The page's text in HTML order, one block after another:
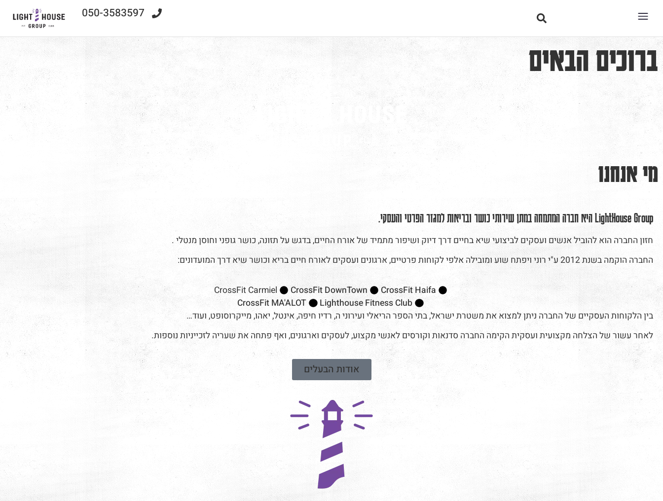
050-3583597
ברוכים הבאים
מי אנחנו
LightHouse Group היא חברה המתמחה במתן שירותי כושר ובריאות למגזר הפרטי והעסקי.
חזון החברה הוא להוביל אנשים ועסקים לביצועי שיא בחיים דרך דיוק ושיפור מתמיד של אורח החיים, בדגש על תזונה, כושר גופני וחוסן מנטלי .
החברה הוקמה בשנת 2012 ע"י רוני ויפתח שוע ומובילה אלפי לקוחות פרטיים, ארגונים ועסקים לאורח חיים בריא וכושר שיא דרך המועדונים:
CrossFit Haifa
CrossFit DownTown
CrossFit Carmiel
Lighthouse Fitness Club
CrossFit MA'ALOT
בין הלקוחות העסקיים של החברה ניתן למצוא את משטרת ישראל, בתי הספר הריאלי ועירוני ה, רדיו חיפה, אינטל, יאהו, מייקרוסופט, ועוד…
לאחר עשור של הצלחה מקצועית ועסקית הקימה החברה סדנאות וקורסים לאנשי מקצוע, לעסקים וארגונים, ואף פתחה את שעריה לזכייניות נוספות.
אודות הבעלים